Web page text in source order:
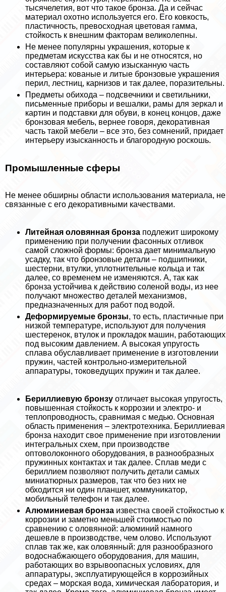
тысячелетия, вот что такое бронза. Да и сейчас
материал охотно используется его. Его ковкость,
пластичность, превосходная цветовая гамма,
стойкость к внешним факторам великолепны.
Не менее популярны украшения, которые к
предметам искусства как бы и не относятся, но
составляют собой самую изысканную часть
интерьера: кованые и литые бронзовые украшения
перил, лестниц, карнизов и так далее, поразительны.
Предметы обихода – подсвечники и светильники,
письменные приборы и вешалки, рамы для зеркал и
картин и подставки для обуви, в конец концов, даже
бронзовая мебель, вернее говоря, декоративная
часть такой мебели – все это, без сомнений, придает
интерьеру изысканность и благородную роскошь.
Промышленные сферы
Не менее обширны области использования материала, не
связанные с его декоративными качествами.
Литейная оловянная бронза подлежит широкому
применению при получении фасонных отливок
самой сложной формы: бронза дает минимальную
усадку, так что бронзовые детали – подшипники,
шестерни, втулки, уплотнительные кольца и так
далее, со временем не изменяются. А, так как
бронза устойчива к действию соленой воды, из нее
получают множество деталей механизмов,
предназначенных для работ под водой.
Деформируемые бронзы, то есть, пластичные при
низкой температуре, используют для получения
шестеренок, втулок и прокладок машин, работающих
под высоким давлением. А высокая упругость
сплава обуславливает применение в изготовлении
пружин, частей контрольно-измерительной
аппаратуры, токоведущих пружин и так далее.
Бериллиевую бронзу отличает высокая упругость,
повышенная стойкость к коррозии и электро- и
теплопроводность, сравнимая с медью. Основная
область применения – электротехника. Бериллиевая
бронза находит свое применение при изготовлении
интегральных схем, при производстве
оптоволоконного оборудования, в разнообразных
пружинных контактах и так далее. Сплав меди с
бериллием позволяют получить детали самых
миниатюрных размеров, так что без них не
обходится ни один планшет, коммуникатор,
мобильный телефон и так далее.
Алюминиевая бронза известна своей стойкостью к
коррозии и заметно меньшей стоимостью по
сравнению с оловянной: алюминий намного
дешевле в производстве, чем олово. Используют
сплав так же, как оловянный: для разнообразного
водоснабжающего оборудования, для машин,
работающих во взрывоопасных условиях, для
аппаратуры, эксплуатирующейся в коррозийных
средах – морская вода, химическая лаборатория, и